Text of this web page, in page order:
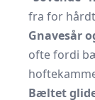
fra for
Gnavesår
ofte fordi
Bæltet